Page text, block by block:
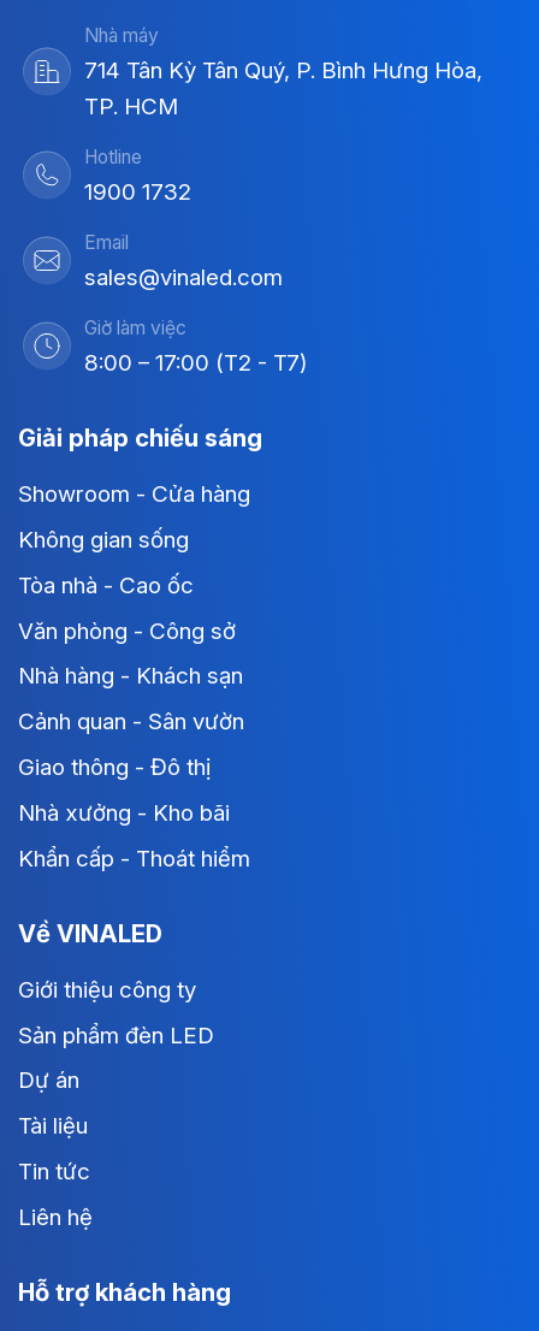
Nhà máy
714 Tân Kỳ Tân Quý, P. Bình Hưng Hòa,
TP. HCM
Hotline
1900 1732
Email
sales@vinaled.com
Giờ làm việc
8:00 – 17:00 (T2 - T7)
Giải pháp chiếu sáng
Showroom - Cửa hàng
Không gian sống
Tòa nhà - Cao ốc
Văn phòng - Công sở
Nhà hàng - Khách sạn
Cảnh quan - Sân vườn
Giao thông - Đô thị
Nhà xưởng - Kho bãi
Khẩn cấp - Thoát hiểm
Về VINALED
Giới thiệu công ty
Sản phẩm đèn LED
Dự án
Tài liệu
Tin tức
Liên hệ
Hỗ trợ khách hàng